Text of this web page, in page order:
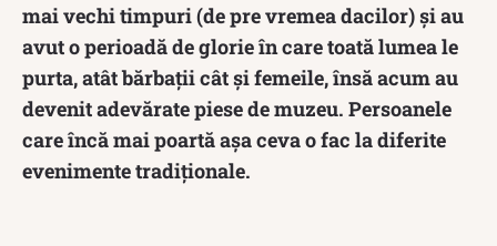
mai vechi timpuri (de pre vremea dacilor) și au
avut o perioadă de glorie în care toată lumea le
purta, atât bărbații cât și femeile, însă acum au
devenit adevărate piese de muzeu. Persoanele
care încă mai poartă așa ceva o fac la diferite
evenimente tradiționale.